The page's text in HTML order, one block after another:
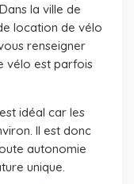
la ville de
location de vélo
renseigner
vélo est parfois
idéal car les
Il est donc
autonomie
unique.